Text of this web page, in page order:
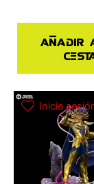
Añadir
Inicie